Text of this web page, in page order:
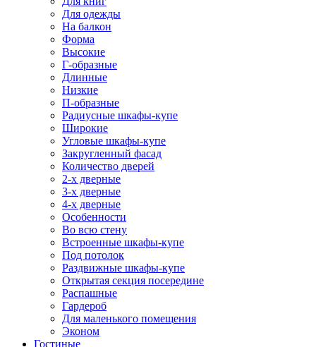
Для одежды
На балкон
Форма
Высокие
Г-образные
Длинные
Низкие
П-образные
Радиусные шкафы-купе
Широкие
Угловые шкафы-купе
Закругленный фасад
Количество дверей
2-х дверные
3-х дверные
4-х дверные
Особенности
Во всю стену
Встроенные шкафы-купе
Под потолок
Раздвижные шкафы-купе
Открытая секция посередине
Распашные
Гардероб
Для маленького помещения
Эконом
Гостиные